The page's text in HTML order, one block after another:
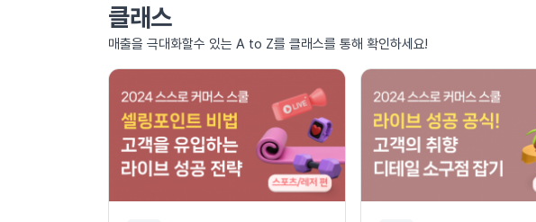
클래스
매출을 극대화할수 있는 A to Z를 클래스를 통해 확인하세요!